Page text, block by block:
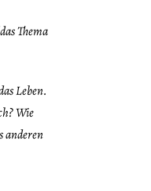
Thema
Leben.
Wie
anderen